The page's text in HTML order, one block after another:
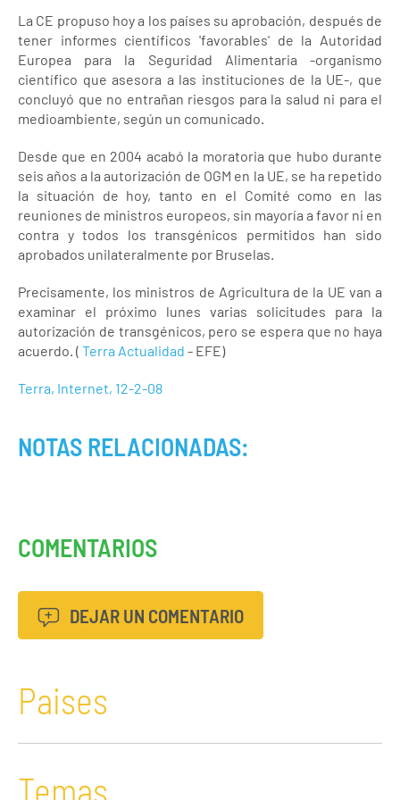
La CE propuso hoy a los países su aprobación, después de
tener informes científicos 'favorables' de la Autoridad
Europea para la Seguridad Alimentaria -organismo
científico que asesora a las instituciones de la UE-, que
concluyó que no entrañan riesgos para la salud ni para el
medioambiente, según un comunicado.
Desde que en 2004 acabó la moratoria que hubo durante
seis años a la autorización de OGM en la UE, se ha repetido
la situación de hoy, tanto en el Comité como en las
reuniones de ministros europeos, sin mayoría a favor ni en
contra y todos los transgénicos permitidos han sido
aprobados unilateralmente por Bruselas.
Precisamente, los ministros de Agricultura de la UE van a
examinar el próximo lunes varias solicitudes para la
autorización de transgénicos, pero se espera que no haya
acuerdo. ( Terra Actualidad - EFE)
Terra, Internet, 12-2-08
NOTAS RELACIONADAS:
COMENTARIOS
DEJAR UN COMENTARIO
Paises
Temas